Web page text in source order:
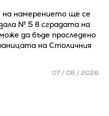
намерението ще се
№ 5 в сградата на
да бъде проследено
на Столичния
07 / 08 / 2026